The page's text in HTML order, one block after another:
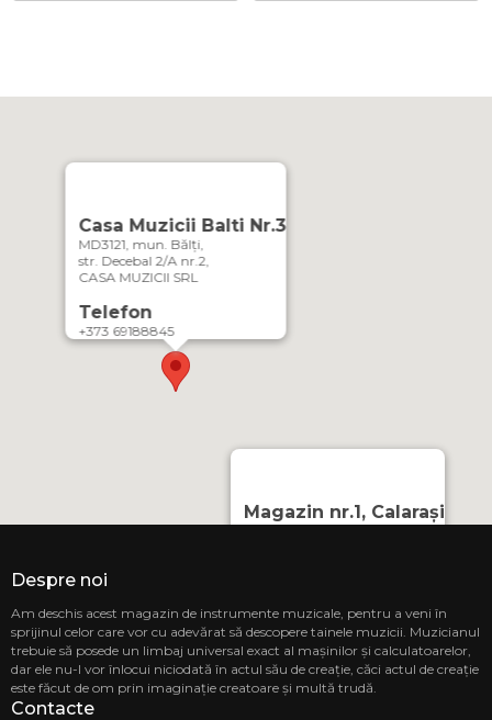
Magazin nr.1, Calarași
069848808
MD-
Casa Muzicii Balti Nr.3
MD3121, mun. Bălți,
str. Decebal 2/A nr.2,
CASA MUZICII SRL
Telefon
+373 69188845
Despre noi
Am deschis acest magazin de instrumente muzicale, pentru a veni în
sprijinul celor care vor cu adevărat să descopere tainele muzicii. Muzicianul
trebuie să posede un limbaj universal exact al mașinilor și calculatoarelor,
dar ele nu-l vor înlocui niciodată în actul său de creație, căci actul de creație
este făcut de om prin imaginație creatoare și multă trudă.
Contacte